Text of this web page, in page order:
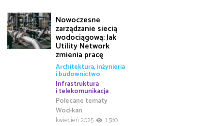
Nowoczesne
zarządzanie siecią
wodociągową: Jak
Utility Network
zmienia pracę
Architektura, inżynieria
i budownictwo
Infrastruktura
i telekomunikacja
Polecane tematy
Wod-kan
kwiecień 2025
1 580